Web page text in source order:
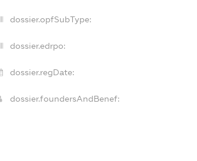
dossier.opfSubType:
dossier.edrpo:
dossier.regDate:
dossier.foundersAndBenef: